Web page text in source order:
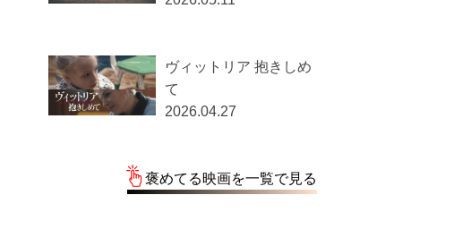
ヴィットリア 抱きしめ
て
2026.04.27
褒めてる映画を一覧で見る